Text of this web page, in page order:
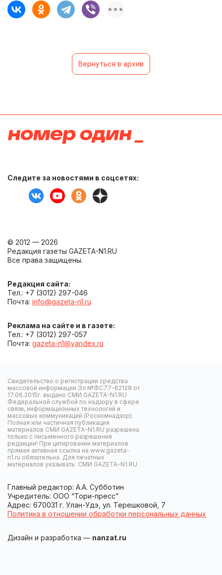
Вернуться в архив
Следите за новостями в соцсетях:
© 2012 — 2026
Редакция газеты GAZETA-N1.RU
Все права защищены.
Редакция сайта:
Тел.: +7 (3012) 297-046
Почта: info@gazeta-n1.ru
Реклама на сайте и в газете:
Тел.: +7 (3012) 297-057
Почта: gazeta-n1@yandex.ru
Свидетельство о регистрации средства
массовой информации Эл №ФС77-62128 от
17.06.2015г. выдано СМИ GAZETA-N1.RU
Федеральной службой по надзору в сфере
связи, информационных технологий и
массовых коммуникаций (Роскомнадзор).
Полная или частичная публикация
материалов СМИ GAZETA-N1.RU разрешена
только с письменного разрешения
редакции! При цитировании материалов
прямая активная ссылка на www.gazeta-
n1.ru обязательна. Для печатных
материалов указывать: СМИ GAZETA-N1.RU
Главный редактор: А.А. Субботин
Учредитель: ООО “Тори-пресс”
Адрес: 670031 г. Улан-Удэ, ул. Терешковой, 7
Политика в отношении обработки персональных данных
Дизайн и разработка — nanzat.ru